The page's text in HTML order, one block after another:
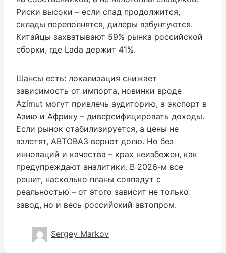
Риски высоки – если спад продолжится,
склады переполнятся, дилеры взбунтуются.
Китайцы захватывают 59% рынка российской
сборки, где Lada держит 41%.
Шансы есть: локализация снижает
зависимость от импорта, новинки вроде
Azimut могут привлечь аудиторию, а экспорт в
Азию и Африку – диверсифицировать доходы.
Если рынок стабилизируется, а цены не
взлетят, АВТОВАЗ вернет долю. Но без
инноваций и качества – крах неизбежен, как
предупреждают аналитики. В 2026-м все
решит, насколько планы совпадут с
реальностью – от этого зависит не только
завод, но и весь российский автопром.
Sergey Markov